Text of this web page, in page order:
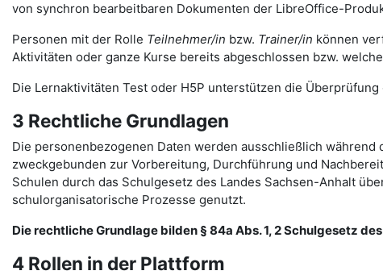
von synchron bearbeitbaren Dokumenten der LibreOffice-
Personen mit der Rolle Teilnehmer/in bzw. Trainer/in können
Aktivitäten oder ganze Kurse bereits abgeschlossen bzw.
Die Lernaktivitäten Test oder H5P unterstützen die
3 Rechtliche Grundlagen
Die personenbezogenen Daten werden ausschließlich
zweckgebunden zur Vorbereitung, Durchführung und
Schulen durch das Schulgesetz des Landes Sachsen-Anhalt
schulorganisatorische Prozesse genutzt.
Die rechtliche Grundlage bilden § 84a Abs. 1, 2 Schulgesetz
4 Rollen in der Plattform